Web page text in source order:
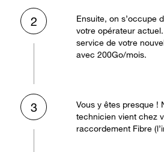
2
Ensuite, on s’occupe
votre opérateur
service de votre
avec 200Go/mois.
3
Vous y êtes presque !
technicien vient chez
raccordement Fibre